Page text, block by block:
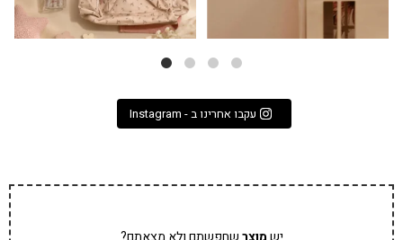
עקבו אחרינו ב - Instagram